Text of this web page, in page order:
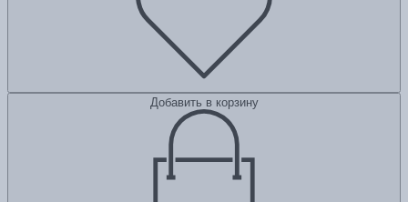
Добавить в корзину